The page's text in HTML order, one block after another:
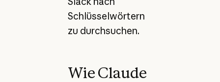
Schlüsselwörtern
zu durchsuchen.
Wie Claude